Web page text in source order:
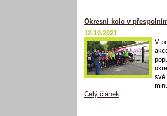
Okresní kolo v
12.10.2021
V
své
Celý článek